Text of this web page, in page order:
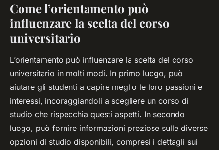
Come l’orientamento può
influenzare la scelta del corso
universitario
L’orientamento può influenzare la scelta del corso
universitario in molti modi. In primo luogo, può
aiutare gli studenti a capire meglio le loro passioni e
interessi, incoraggiandoli a scegliere un corso di
studio che rispecchia questi aspetti. In secondo
luogo, può fornire informazioni preziose sulle diverse
opzioni di studio disponibili, compresi i dettagli sui